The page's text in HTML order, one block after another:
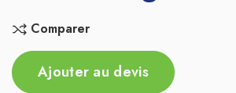
Comparer
Ajouter au devis